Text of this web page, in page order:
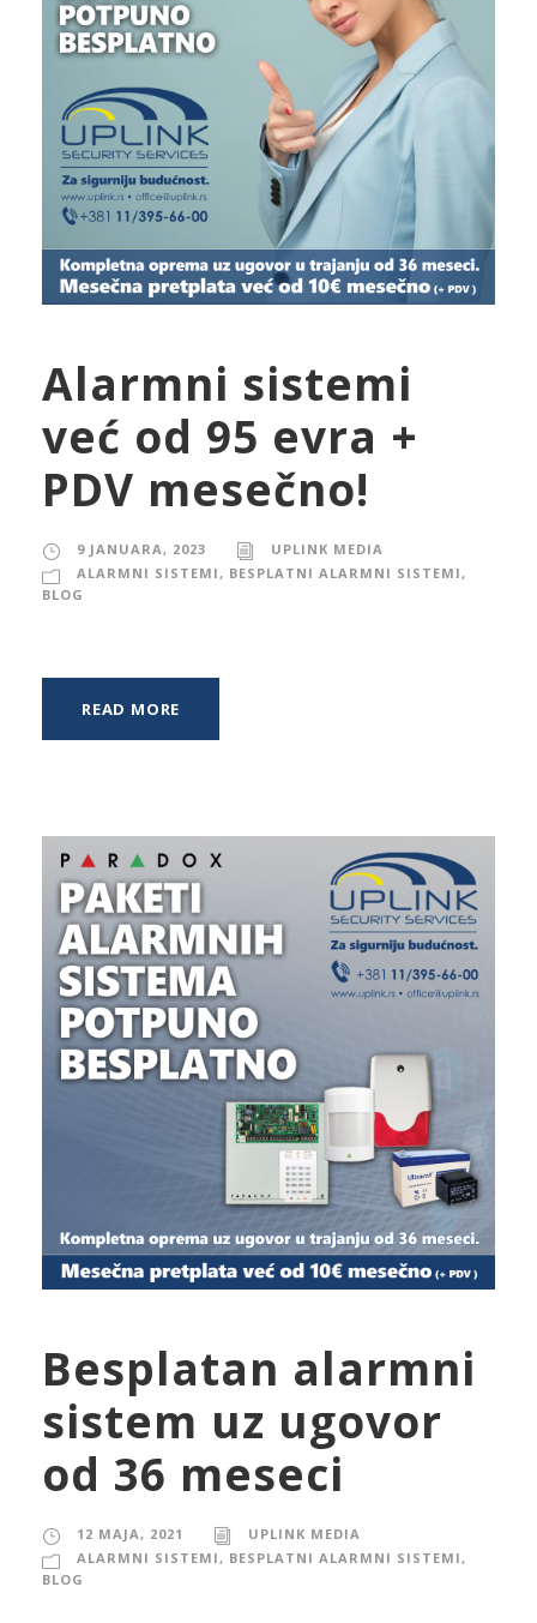
Alarmni sistemi
već od 95 evra +
PDV mesečno!
9 JANUARA, 2023
UPLINK MEDIA
ALARMNI SISTEMI, BESPLATNI ALARMNI SISTEMI,
BLOG
READ MORE
Besplatan alarmni
sistem uz ugovor
od 36 meseci
12 MAJA, 2021
UPLINK MEDIA
ALARMNI SISTEMI, BESPLATNI ALARMNI SISTEMI,
BLOG